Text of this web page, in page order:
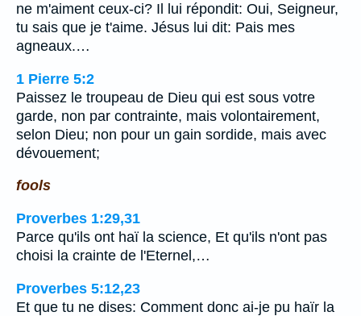
ne m'aiment ceux-ci? Il lui répondit: Oui, Seigneur,
tu sais que je t'aime. Jésus lui dit: Pais mes
agneaux.…
1 Pierre 5:2
Paissez le troupeau de Dieu qui est sous votre
garde, non par contrainte, mais volontairement,
selon Dieu; non pour un gain sordide, mais avec
dévouement;
fools
Proverbes 1:29,31
Parce qu'ils ont haï la science, Et qu'ils n'ont pas
choisi la crainte de l'Eternel,…
Proverbes 5:12,23
Et que tu ne dises: Comment donc ai-je pu haïr la